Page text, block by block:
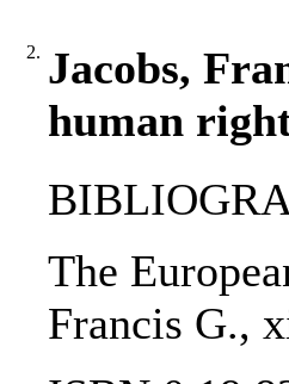
2. Jacobs,
human
The
Francis G.,